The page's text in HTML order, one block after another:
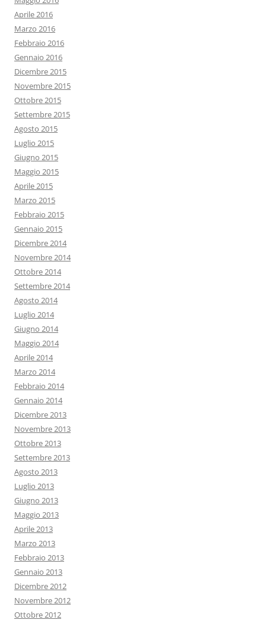
Aprile 2016
Marzo 2016
Febbraio 2016
Gennaio 2016
Dicembre 2015
Novembre 2015
Ottobre 2015
Settembre 2015
Agosto 2015
Luglio 2015
Giugno 2015
Maggio 2015
Aprile 2015
Marzo 2015
Febbraio 2015
Gennaio 2015
Dicembre 2014
Novembre 2014
Ottobre 2014
Settembre 2014
Agosto 2014
Luglio 2014
Giugno 2014
Maggio 2014
Aprile 2014
Marzo 2014
Febbraio 2014
Gennaio 2014
Dicembre 2013
Novembre 2013
Ottobre 2013
Settembre 2013
Agosto 2013
Luglio 2013
Giugno 2013
Maggio 2013
Aprile 2013
Marzo 2013
Febbraio 2013
Gennaio 2013
Dicembre 2012
Novembre 2012
Ottobre 2012